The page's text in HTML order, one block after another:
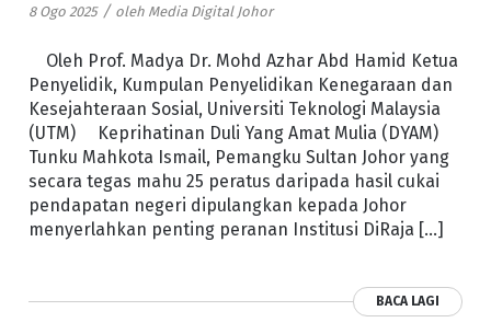
8 Ogo 2025 / oleh Media Digital Johor
Oleh Prof. Madya Dr. Mohd Azhar Abd Hamid Ketua
Penyelidik, Kumpulan Penyelidikan Kenegaraan dan
Kesejahteraan Sosial, Universiti Teknologi Malaysia
(UTM) Keprihatinan Duli Yang Amat Mulia (DYAM)
Tunku Mahkota Ismail, Pemangku Sultan Johor yang
secara tegas mahu 25 peratus daripada hasil cukai
pendapatan negeri dipulangkan kepada Johor
menyerlahkan penting peranan Institusi DiRaja […]
BACA LAGI